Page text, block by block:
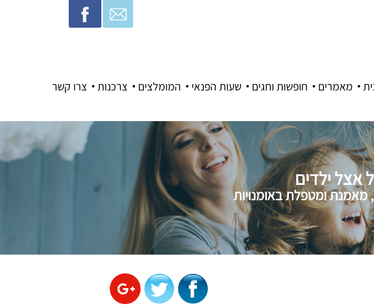
צרו קשר צרכנות המומלצים שעות הפנאי חופשות וחגים מאמרים
אצל ילדים
מאמנת ומטפלת באומנויות